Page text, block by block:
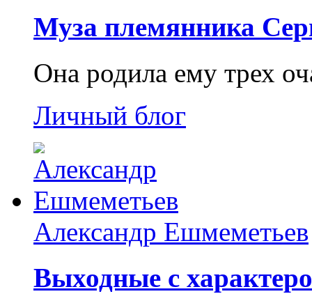
Муза племянника
Она родила ему трех
Личный блог
Александр Ешмеметьев
Выходные с